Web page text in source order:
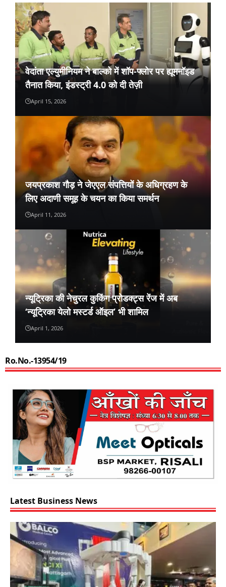
वेदांता एल्युमीनियम ने बाल्को में शॉप-फ्लोर पर ह्यूमनॉइड
तैनात किया, इंडस्ट्री 4.0 को दी तेज़ी
April 15, 2026
जयप्रकाश गौड़ ने जेएएल संपत्तियों के अधिग्रहण के
लिए अदाणी समूह के चयन का किया समर्थन
April 11, 2026
न्यूट्रिका की नेचुरल कुकिंग प्रोडक्ट्स रेंज में अब
‘न्यूट्रिका येलो मस्टर्ड ऑइल’ भी शामिल
April 1, 2026
Ro.No.-13954/19
Latest Business News